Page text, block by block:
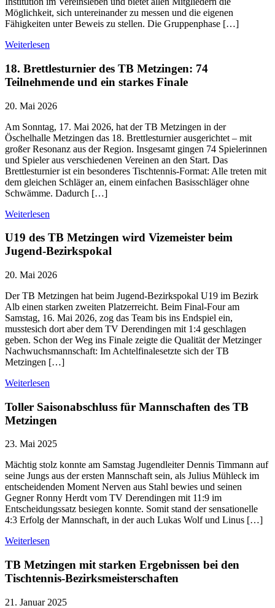
Möglichkeit, sich untereinander zu messen und die eigenen
Fähigkeiten unter Beweis zu stellen. Die Gruppenphase […]
Weiterlesen
18. Brettlesturnier des TB Metzingen: 74
Teilnehmende und ein starkes Finale
20. Mai 2026
Am Sonntag, 17. Mai 2026, hat der TB Metzingen in der
Öschelhalle Metzingen das 18. Brettlesturnier ausgerichtet – mit
großer Resonanz aus der Region. Insgesamt gingen 74 Spielerinnen
und Spieler aus verschiedenen Vereinen an den Start. Das
Brettlesturnier ist ein besonderes Tischtennis-Format: Alle treten mit
dem gleichen Schläger an, einem einfachen Basisschläger ohne
Schwämme. Dadurch […]
Weiterlesen
U19 des TB Metzingen wird Vizemeister beim
Jugend-Bezirkspokal
20. Mai 2026
Der TB Metzingen hat beim Jugend-Bezirkspokal U19 im Bezirk
Alb einen starken zweiten Platzerreicht. Beim Final-Four am
Samstag, 16. Mai 2026, zog das Team bis ins Endspiel ein,
musstesich dort aber dem TV Derendingen mit 1:4 geschlagen
geben. Schon der Weg ins Finale zeigte die Qualität der Metzinger
Nachwuchsmannschaft: Im Achtelfinalesetzte sich der TB
Metzingen […]
Weiterlesen
Toller Saisonabschluss für Mannschaften des TB
Metzingen
23. Mai 2025
Mächtig stolz konnte am Samstag Jugendleiter Dennis Timmann auf
seine Jungs aus der ersten Mannschaft sein, als Julius Mühleck im
entscheidenden Moment Nerven aus Stahl bewies und seinen
Gegner Ronny Herdt vom TV Derendingen mit 11:9 im
Entscheidungssatz besiegen konnte. Somit stand der sensationelle
4:3 Erfolg der Mannschaft, in der auch Lukas Wolf und Linus […]
Weiterlesen
TB Metzingen mit starken Ergebnissen bei den
Tischtennis-Bezirksmeisterschaften
21. Januar 2025